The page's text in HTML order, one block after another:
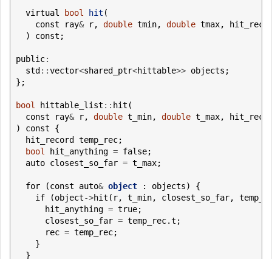
virtual bool hit (
const
ray& r, double tmin, double tmax,
)
const ;
public:
std ::vector<shared_ptr<hittable>> objects ;
};
bool hittable_list :: hit (
const
ray& r, double t_min, double t_max,
)
const
{
hit_record
temp_rec;
bool
hit_anything = false;
auto closest_so_far = t_max;
for (const auto& object : objects)
{
if
(object->hit ( r, t_min, closest_so_far,
hit_anything = true;
closest_so_far = temp_rec.t ;
rec = temp_rec;
}
}